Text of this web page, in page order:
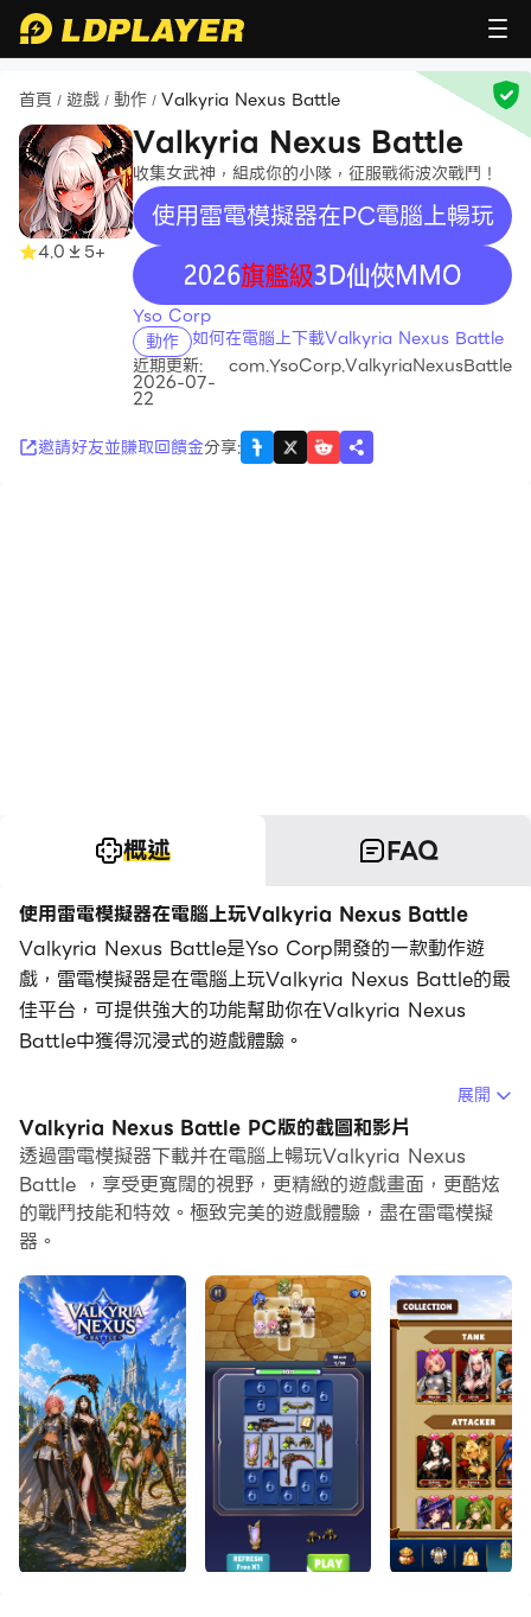
首頁 / 遊戲 / 動作 / Valkyria Nexus Battle
4.0 5+
Valkyria Nexus Battle
收集女武神，組成你的小隊，征服戰術波次戰鬥！
使用雷電模擬器在PC電腦上暢玩
recommend
Yso Corp
動作 如何在電腦上下載Valkyria Nexus Battle
近期更新:
2026-07-
22
com.YsoCorp.ValkyriaNexusBattle
邀請好友並賺取回饋金分享:
概述 FAQ
使用雷電模擬器在電腦上玩Valkyria Nexus Battle
Valkyria Nexus Battle是Yso Corp開發的一款動作遊
戲，雷電模擬器是在電腦上玩Valkyria Nexus Battle的最
佳平台，可提供強大的功能幫助你在Valkyria Nexus
Battle中獲得沉浸式的遊戲體驗。
當你在電腦上玩Valkyria Nexus Battle的時候，你可以調
整幀頻設定，享受流暢的遊戲體驗和酷炫的遊戲畫面。
雷電模擬器還提供配置好的鍵盤映射，以最大限度地方便你
控制整個遊戲的操作。鍵盤映射功能的不斷最佳化還提高了
按鍵靈敏度和技能釋放精準度。為了增強你的遊戲體驗，雷
按鈕、連續按鍵等。
如果你想用遊戲手把玩遊戲，自動啟用的遊戲手把檢測可以
幫助你在幾個簡單的點擊中自訂控制，自由移動你的英雄。
現在就開始在電腦上下載和玩Valkyria Nexus Battle吧！
Welcome to Valkyria Nexus Battle.
A strange Nexus has opened, and Valkyrias from
distant realms are gathering for war. Some shield
the front line, some strike from afar, and some
展開
Valkyria Nexus Battle PC版的截圖和影片
透過雷電模擬器下載并在電腦上暢玩Valkyria Nexus
Battle ，享受更寬闊的視野，更精緻的遊戲畫面，更酷炫
的戰鬥技能和特效。極致完美的遊戲體驗，盡在雷電模擬
器。